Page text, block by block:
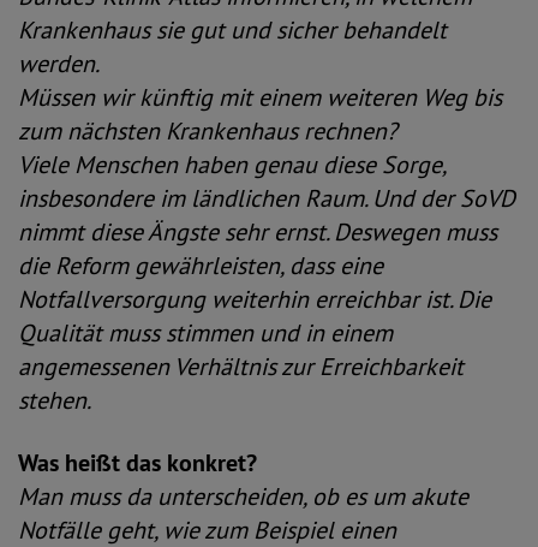
Krankenhaus sie gut und sicher behandelt
werden.
Müssen wir künftig mit einem weiteren Weg bis
zum nächsten Krankenhaus rechnen?
Viele Menschen haben genau diese Sorge,
insbesondere im ländlichen Raum. Und der SoVD
nimmt diese Ängste sehr ernst. Deswegen muss
die Reform gewährleisten, dass eine
Notfallversorgung weiterhin erreichbar ist. Die
Qualität muss stimmen und in einem
angemessenen Verhältnis zur Erreichbarkeit
stehen.
Was heißt das konkret?
Man muss da unterscheiden, ob es um akute
Notfälle geht, wie zum Beispiel einen